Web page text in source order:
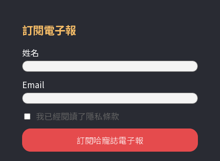
訂閱電子報
姓名
Email
我已經閱讀了隱私條款